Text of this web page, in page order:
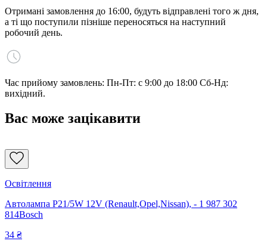
Отримані замовлення до 16:00, будуть відправлені того ж дня,
а ті що поступили пізніше переносяться на наступний
робочий день.
Час прийому замовлень: Пн-Пт: с 9:00 до 18:00 Сб-Нд:
вихідний.
Вас може зацікавити
Освітлення
Автолампа P21/5W 12V (Renault,Opel,Nissan), - 1 987 302
814Bosch
34 ₴